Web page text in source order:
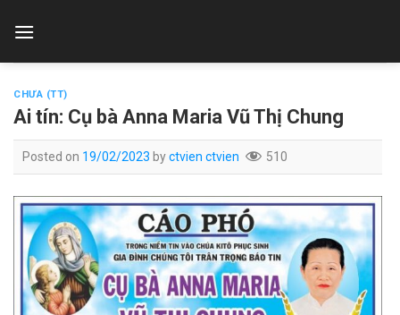
CHƯA (TT)
Ai tín: Cụ bà Anna Maria Vũ Thị Chung
Posted on 19/02/2023 byctvien ctvien 510